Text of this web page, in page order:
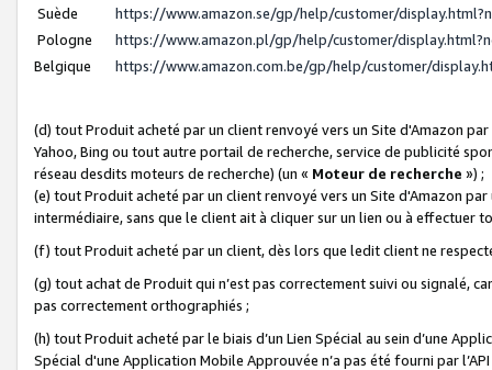
Suède
https://www.amazon.se/gp/help/customer/
Pologne
https://www.amazon.pl/gp/help/customer/
Belgique
https://www.amazon.com.be/gp/help/customer/
(d) tout Produit acheté par un client renvoyé vers un Site d'Amazon
Yahoo, Bing ou tout autre portail de recherche, service de publicité
réseau desdits moteurs de recherche) (un « Moteur de recherche ») ;
(e) tout Produit acheté par un client renvoyé vers un Site d'Amazon
intermédiaire, sans que le client ait à cliquer sur un lien ou à
(f) tout Produit acheté par un client, dès lors que ledit client ne
(g) tout achat de Produit qui n’est pas correctement suivi ou signalé,
pas correctement orthographiés ;
(h) tout Produit acheté par le biais d’un Lien Spécial au sein d’une
Spécial d'une Application Mobile Approuvée n’a pas été fourni par